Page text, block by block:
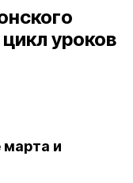
уроков
марта и